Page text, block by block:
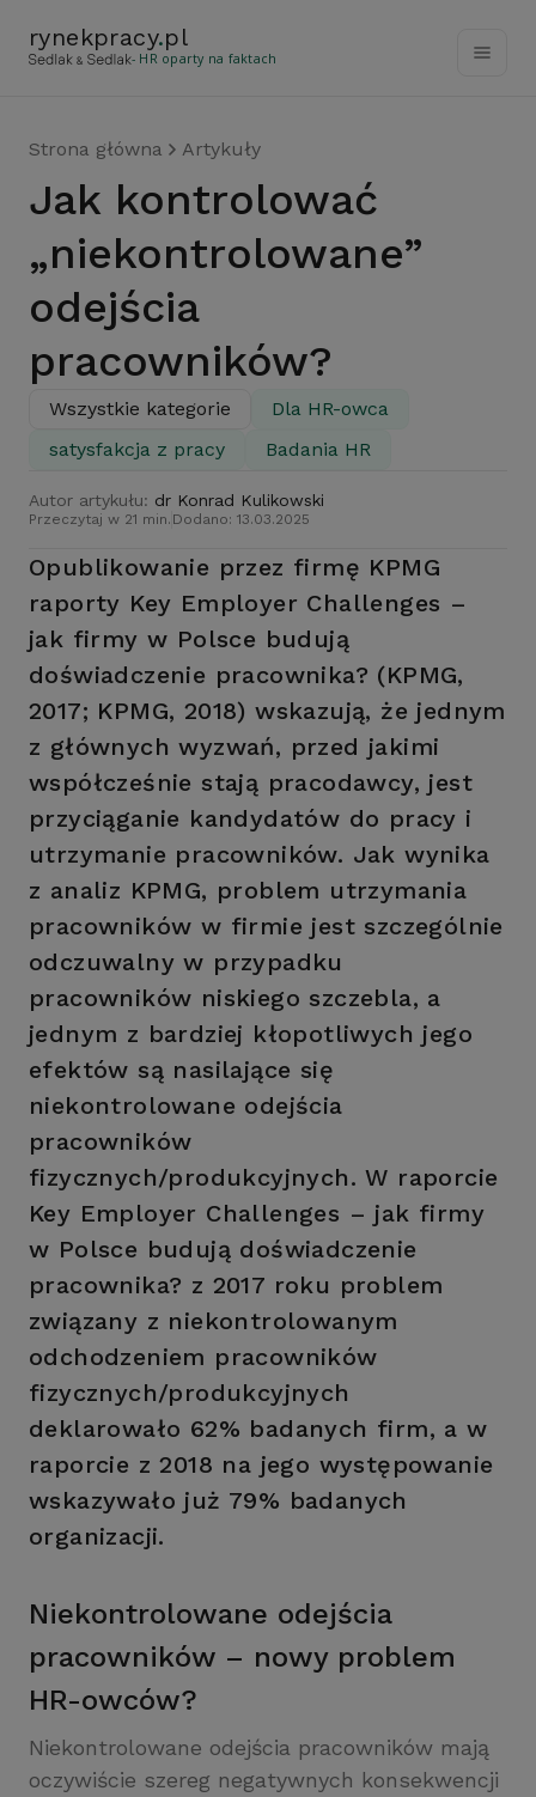
rynekpracy.pl
- HR oparty na faktach
Strona główna Artykuły
Jak kontrolować
„niekontrolowane”
odejścia
pracowników?
Wszystkie kategorie
Dla HR-owca
satysfakcja z pracy
Badania HR
Autor artykułu: dr Konrad Kulikowski
Przeczytaj w 21 min. Dodano: 13.03.2025
Opublikowanie przez firmę KPMG
raporty Key Employer Challenges –
jak firmy w Polsce budują
doświadczenie pracownika? (KPMG,
2017; KPMG, 2018) wskazują, że jednym
z głównych wyzwań, przed jakimi
współcześnie stają pracodawcy, jest
przyciąganie kandydatów do pracy i
utrzymanie pracowników. Jak wynika
z analiz KPMG, problem utrzymania
pracowników w firmie jest szczególnie
odczuwalny w przypadku
pracowników niskiego szczebla, a
jednym z bardziej kłopotliwych jego
efektów są nasilające się
niekontrolowane odejścia
pracowników
fizycznych/produkcyjnych. W raporcie
Key Employer Challenges – jak firmy
w Polsce budują doświadczenie
pracownika? z 2017 roku problem
związany z niekontrolowanym
odchodzeniem pracowników
fizycznych/produkcyjnych
deklarowało 62% badanych firm, a w
raporcie z 2018 na jego występowanie
wskazywało już 79% badanych
organizacji.
Niekontrolowane odejścia
pracowników – nowy problem
HR-owców?
Niekontrolowane odejścia pracowników mają
oczywiście szereg negatywnych konsekwencji